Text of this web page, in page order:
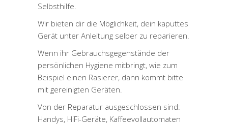
Selbsthilfe.
Wir bieten dir die Möglichkeit, dein kaputtes
Gerät unter Anleitung selber zu reparieren.
Wenn ihr Gebrauchsgegenstände der
persönlichen Hygiene mitbringt, wie zum
Beispiel einen Rasierer, dann kommt bitte
mit gereinigten Geräten.
Von der Reparatur ausgeschlossen sind:
Handys, HiFi-Geräte, Kaffeevollautomaten